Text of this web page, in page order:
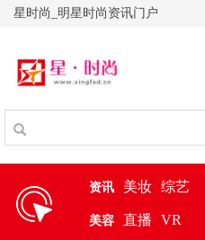
星时尚_明星时尚资讯门户
资讯 美妆 综艺
美容 直播 VR